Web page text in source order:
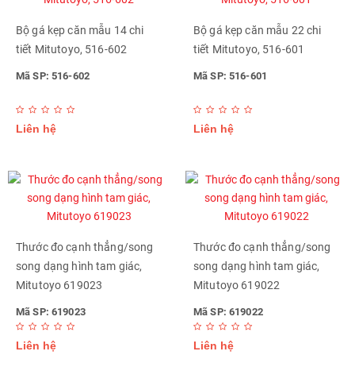
Bộ gá kẹp căn mẫu 14 chi
tiết Mitutoyo, 516-602
Mã SP: 516-602
Liên hệ
Bộ gá kẹp căn mẫu 22 chi
tiết Mitutoyo, 516-601
Mã SP: 516-601
Liên hệ
Thước đo cạnh thẳng/song
song dạng hình tam giác,
Mitutoyo 619023
Mã SP: 619023
Liên hệ
Thước đo cạnh thẳng/song
song dạng hình tam giác,
Mitutoyo 619022
Mã SP: 619022
Liên hệ